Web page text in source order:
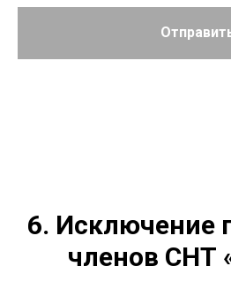
6. Исключение
членов СНТ